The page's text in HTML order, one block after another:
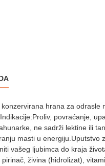
hrana za
povraćanje,
ne sadrži lektine ili
masti u energiju.Uputstvo
vašeg ljubimca do kraja
živina (hidrolizat),